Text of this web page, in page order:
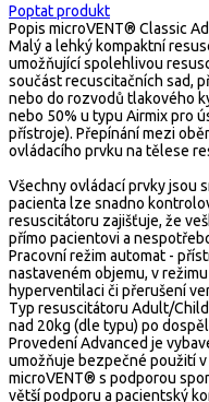
Poptat produkt
Popis microVENT® Classic
Malý a lehký kompaktní
umožňující spolehlivou
součást recuscitačních sad,
nebo do rozvodů tlakového
nebo 50% u typu Airmix pro
přístroje). Přepínání mezi
ovládacího prvku na tělese
Všechny ovládací prvky jsou
pacienta lze snadno
resuscitátoru zajišťuje, že
přímo pacientovi a
Pracovní režim automat -
nastaveném objemu, v
hyperventilaci či přerušení
Typ resuscitátoru Adult/
nad 20kg (dle typu) po
Provedení Advanced je
umožňuje bezpečné použití
microVENT® s podporou
větší podporu a pacientský